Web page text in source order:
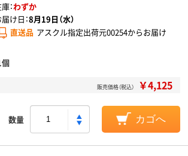
：わずか
け日：8月19日（水）
直送品 アスクル指定出荷元00254からお届け
個
販売価格（税込） ￥4,125
数量 カゴへ